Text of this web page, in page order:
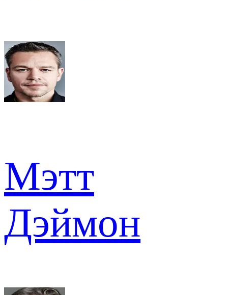
Мэтт
Дэймон